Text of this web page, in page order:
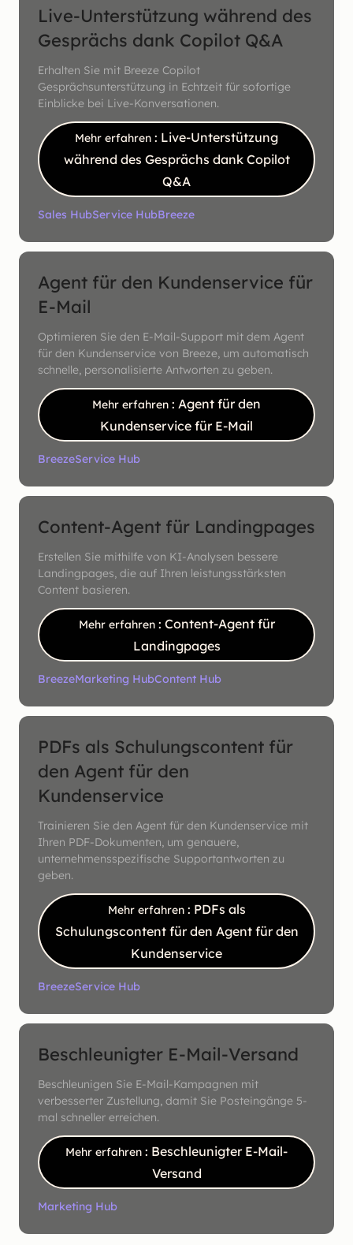
Live-Unterstützung während des
Gesprächs dank Copilot Q&A
Erhalten Sie mit Breeze Copilot
Gesprächsunterstützung in Echtzeit für sofortige
Einblicke bei Live-Konversationen.
Mehr erfahren : Live-Unterstützung
während des Gesprächs dank Copilot
Q&A
Sales HubService HubBreeze
Agent für den Kundenservice für
E-Mail
Optimieren Sie den E-Mail-Support mit dem Agent
für den Kundenservice von Breeze, um automatisch
schnelle, personalisierte Antworten zu geben.
Mehr erfahren : Agent für den
Kundenservice für E-Mail
BreezeService Hub
Content-Agent für Landingpages
Erstellen Sie mithilfe von KI-Analysen bessere
Landingpages, die auf Ihren leistungsstärksten
Content basieren.
Mehr erfahren : Content-Agent für
Landingpages
BreezeMarketing HubContent Hub
PDFs als Schulungscontent für
den Agent für den
Kundenservice
Trainieren Sie den Agent für den Kundenservice mit
Ihren PDF-Dokumenten, um genauere,
unternehmensspezifische Supportantworten zu
geben.
Mehr erfahren : PDFs als
Schulungscontent für den Agent für den
Kundenservice
BreezeService Hub
Beschleunigter E-Mail-Versand
Beschleunigen Sie E-Mail-Kampagnen mit
verbesserter Zustellung, damit Sie Posteingänge 5-
mal schneller erreichen.
Mehr erfahren : Beschleunigter E-Mail-
Versand
Marketing Hub